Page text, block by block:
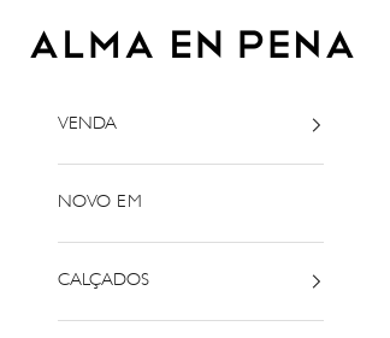
Alma em Pena
VENDA
NOVO EM
CALÇADOS